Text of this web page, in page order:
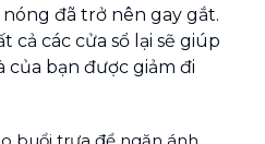
đã trở nên gay gắt.
cả các cửa sổ lại sẽ giúp
bạn được giảm đi